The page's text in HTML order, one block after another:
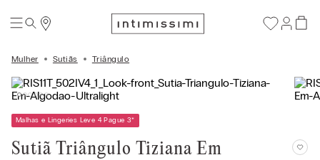
Mulher Sutiãs Triângulo
Malhas e Lingeries Leve 4 Pague 3*
Sutiã Triângulo Tiziana Em